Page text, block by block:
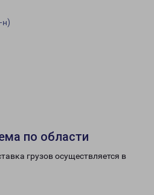
н)
по области
грузов осуществляется в